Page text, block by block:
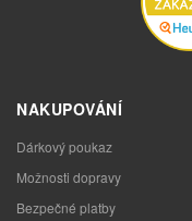
NAKUPOVÁNÍ
Dárkový poukaz
Možnosti dopravy
Bezpečné platby